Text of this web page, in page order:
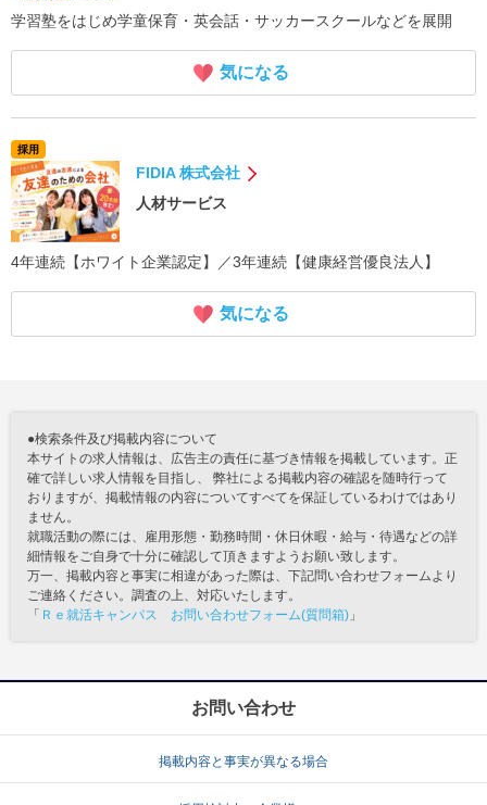
学習塾をはじめ学童保育・英会話・サッカースクールなどを展開
気になる
採用
FIDIA 株式会社
人材サービス
4年連続【ホワイト企業認定】／3年連続【健康経営優良法人】
気になる
●検索条件及び掲載内容について
本サイトの求人情報は、広告主の責任に基づき情報を掲載しています。正
確で詳しい求人情報を目指し、 弊社による掲載内容の確認を随時行って
おりますが、掲載情報の内容についてすべてを保証しているわけではあり
ません。
就職活動の際には、雇用形態・勤務時間・休日休暇・給与・待遇などの詳
細情報をご自身で十分に確認して頂きますようお願い致します。
万一、掲載内容と事実に相違があった際は、下記問い合わせフォームより
ご連絡ください。調査の上、対応いたします。
「 Ｒｅ就活キャンパス お問い合わせフォーム(質問箱) 」
お問い合わせ
掲載内容と事実が異なる場合